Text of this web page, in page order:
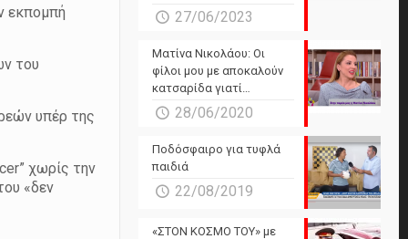
εκπομπή
του
υπέρ της
χωρίς την
«δεν
27/06/2023
Ματίνα Νικολάου: Οι
φίλοι μου με αποκαλούν
κατσαρίδα γιατί…
28/06/2020
Ποδόσφαιρο για τυφλά
παιδιά
22/08/2019
«ΣΤΟΝ ΚΟΣΜΟ ΤΟΥ» με